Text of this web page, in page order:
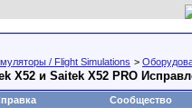
/ Flight Simulations >
X52 и Saitek X52 PRO
Сообщество